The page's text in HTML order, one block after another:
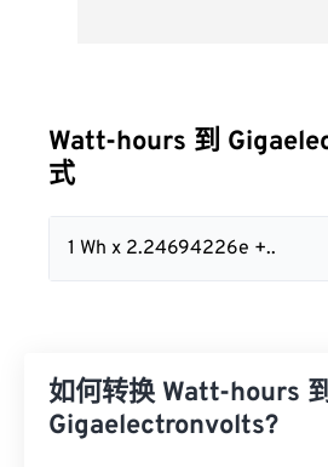
Watt-hours 到
式
1 Wh x 2.24694226e +..
如何转换 Watt-hours
Gigaelectronvolts?